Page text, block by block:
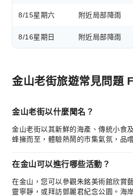
8/15星期六 附近局部降雨
8/16星期日 附近局部降雨
金山老街旅遊常見問題
金山老街以什麼聞名？
金山老街以其新鮮的海產、傳統小食
蜂擁而至，體驗熱鬧的市集氣氛，品
在金山可以進行哪些活動？
在金山，您可以參觀朱銘美術館欣賞
靈寧靜，或拜訪鄧麗君紀念公園。海